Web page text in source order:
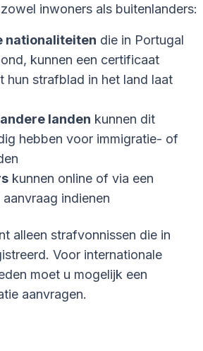
inwoners als buitenlanders:
nationaliteiten die in Portugal
kunnen een certificaat
hun strafblad in het land laat
landen kunnen dit
hebben voor immigratie- of
kunnen online of via een
indienen
alleen strafvonnissen die in
Voor internationale
moet u mogelijk een
aanvragen.